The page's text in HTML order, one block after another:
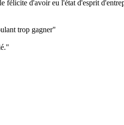
félicite d'avoir eu l'état d'esprit
trop gagner"